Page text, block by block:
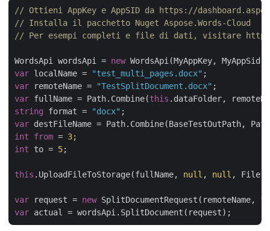
// Ottieni AppKey e AppSID da https://
// Installa il pacchetto Nuget Aspose.Words-Cloud
// Per esempi completi e file di dati, visitare https://
WordsApi wordsApi = new
var localName = "test_multi_pages.docx"
var remoteName = "TestSplitDocument.docx"
var fullName = Path.Combine(this
string format = "docx"
var destFileName = Path.Combine(BaseTestOutPath,
int
from = 3
int to = 5;
this .UploadFileToStorage(fullName, null , null ,
var request = new SplitDocumentRequest(remoteName,
var